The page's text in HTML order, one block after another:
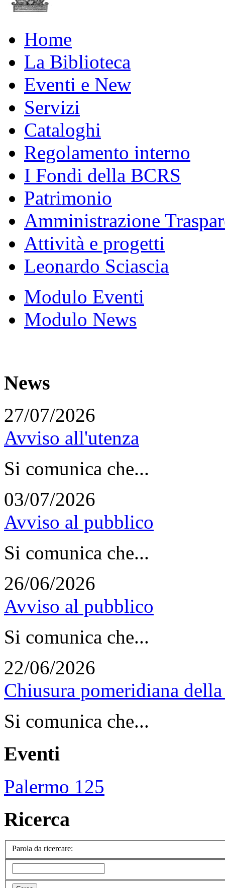
Home
La Biblioteca
Eventi e New
Servizi
Cataloghi
Regolamento interno
I Fondi della BCRS
Patrimonio
Amministrazione
Attività e progetti
Leonardo Sciascia
Modulo Eventi
Modulo News
News
27/07/2026
Avviso all'utenza
Si comunica che...
03/07/2026
Avviso al pubblico
Si comunica che...
26/06/2026
Avviso al pubblico
Si comunica che...
22/06/2026
Chiusura pomeridiana
Si comunica che...
Eventi
Palermo 125
Ricerca
Parola da ricercare: